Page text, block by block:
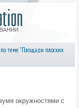
по теме "Площади плоских
окружностями с